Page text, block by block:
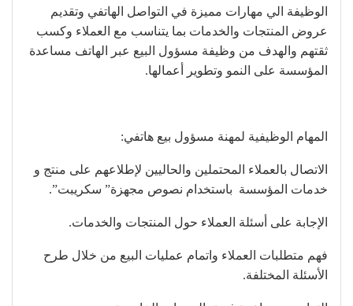
الوظيفة الي مهارات مميزة في التواصل الهاتفي وتقديم
عروض المنتجات والخدمات بما يتناسب مع العملاء وكسب
ثقتهم والهدف من وظيفة مسؤول البيع عبر الهاتف مساعدة
المؤسسة على النمو وتطوير أعمالها.
المهام الوظيفية لمهنة مسؤول بيع هاتفي:
الاتصال بالعملاء المحتملين والحاليين لإطلاعهم على منتج و
خدمات المؤسسة باستخدام نصوص مجهزة” سكريبت”.
الإجابة على أسئلة العملاء حول المنتجات والخدمات.
فهم متطلبات العملاء واتمام عمليات البيع من خلال طرح
الأسئلة المختلفة.